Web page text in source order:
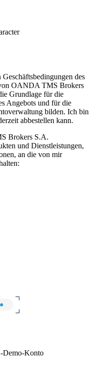
des
OANDA TMS Brokers
Grundlage für die
Angebots und für die
bilden. Ich bin
abbestellen kann.
Brokers S.A.
und Dienstleistungen,
an die von mir
Demo-Konto